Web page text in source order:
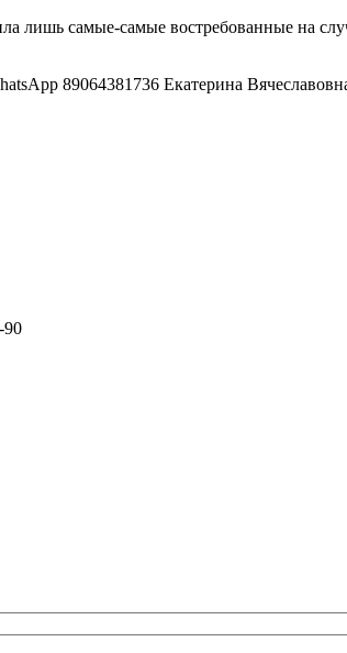
лишь самые-самые востребованные на
89064381736 Екатерина
90